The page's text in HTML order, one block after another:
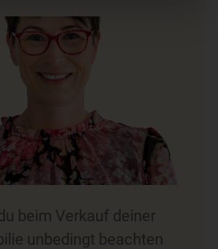
beim Verkauf deiner
unbedingt beachten